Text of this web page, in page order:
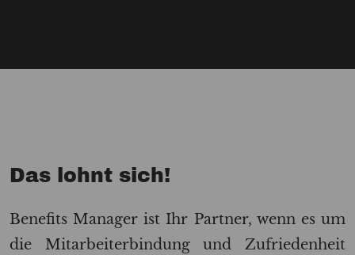
Das lohnt sich!
Benefits Manager ist Ihr Partner, wenn es um
die Mitarbeiterbindung und Zufriedenheit